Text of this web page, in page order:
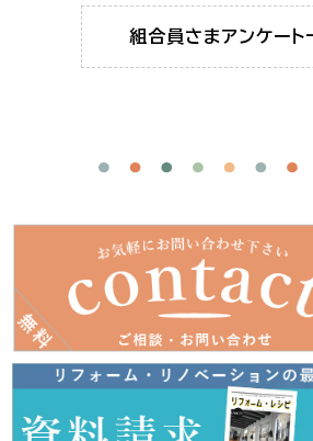
組合員さまアンケート